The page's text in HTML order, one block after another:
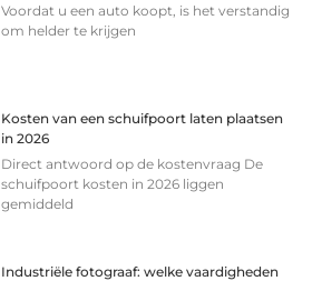
Voordat u een auto koopt, is het verstandig
om helder te krijgen
Kosten van een schuifpoort laten plaatsen
in 2026
Direct antwoord op de kostenvraag De
schuifpoort kosten in 2026 liggen
gemiddeld
Industriële fotograaf: welke vaardigheden